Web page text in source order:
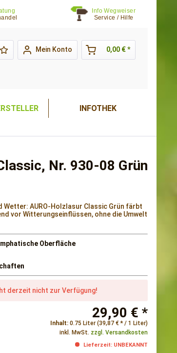
Info Wegweiser
Service / Hilfe
Mein Konto 0,00 € *
INFOTHEK
Nr. 930-08 Grün
Wetter: AURO-Holzlasur Classic Grün färbt
vor Witterungseinflüssen, ohne die Umwelt
Oberfläche
derzeit nicht zur Verfügung!
29,90 € *
Inhalt: 0.75 Liter (39,87 € * / 1 Liter)
inkl. MwSt. zzgl. Versandkosten
Lieferzeit: UNBEKANNT